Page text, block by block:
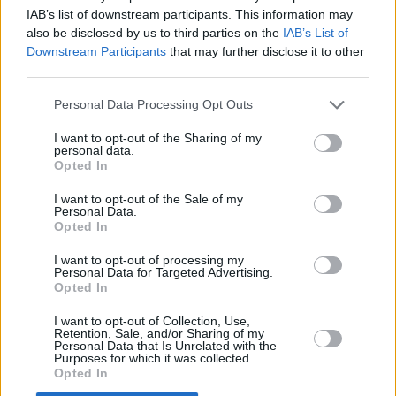
IAB’s list of downstream participants. This information may
also be disclosed by us to third parties on the IAB’s List of
Downstream Participants that may further disclose it to other
Personal Data Processing Opt Outs
I want to opt-out of the Sharing of my
personal data.
Opted In
I want to opt-out of the Sale of my
Personal Data.
Opted In
I want to opt-out of processing my
Personal Data for Targeted Advertising.
Opted In
I want to opt-out of Collection, Use,
Retention, Sale, and/or Sharing of my
Personal Data that Is Unrelated with the
Purposes for which it was collected.
Opted In
από τις 10:29 έως τις 12:02 στην ίδια περιοχή καθώς
καταγράφηκαν 10 σεισμοί άνω των 4 βαθμών της
κλίμακας Pίχτερ με ισχυρότερη αυτή που
σημειώθηκε στις 10:29 (4,9) με το επίκεντρο της
δόνησης να εντοπίζεται 27 χλμ νοτιοδυτικά της
Αρκεσίνης Αμοργού.
Όπως δήλωσε χθες ο εκπρόσωπος των δύο μόνιμων
επιστημονικών επιτροπών του ΟΑΣΠ, που
ασχολούνται με τα θέματα της σεισμικής
επικινδυνότητας και της μείωσης του σεισμικού
κινδύνου, καθώς και τα θέματα του ελληνικού